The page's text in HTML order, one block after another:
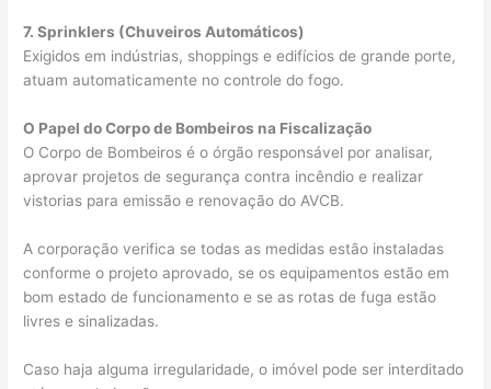
7. Sprinklers (Chuveiros Automáticos)
Exigidos em indústrias, shoppings e edifícios de grande porte,
atuam automaticamente no controle do fogo.
O Papel do Corpo de Bombeiros na Fiscalização
O Corpo de Bombeiros é o órgão responsável por analisar,
aprovar projetos de segurança contra incêndio e realizar
vistorias para emissão e renovação do AVCB.
A corporação verifica se todas as medidas estão instaladas
conforme o projeto aprovado, se os equipamentos estão em
bom estado de funcionamento e se as rotas de fuga estão
livres e sinalizadas.
Caso haja alguma irregularidade, o imóvel pode ser interditado